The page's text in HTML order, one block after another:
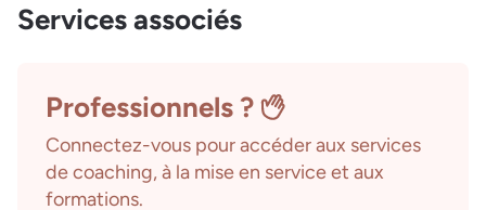
Services associés
Professionnels ?
Connectez-vous pour accéder aux services
de coaching, à la mise en service et aux
formations.